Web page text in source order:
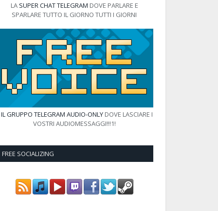
LA SUPER CHAT TELEGRAM DOVE PARLARE E
SPARLARE TUTTO IL GIORNO TUTTI I GIORNI
IL GRUPPO TELEGRAM AUDIO-ONLYDOVE LASCIARE I
VOSTRI AUDIOMESSAGGI!!!1!
FREE SOCIALIZING